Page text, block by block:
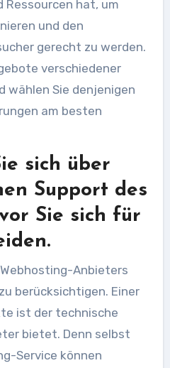
Ressourcen hat, um
und den
gerecht zu werden.
verschiedener
wählen Sie denjenigen
am besten
sich über
Support des
Sie sich für
Anbieters
berücksichtigen. Einer
ist der technische
bietet. Denn selbst
Service können